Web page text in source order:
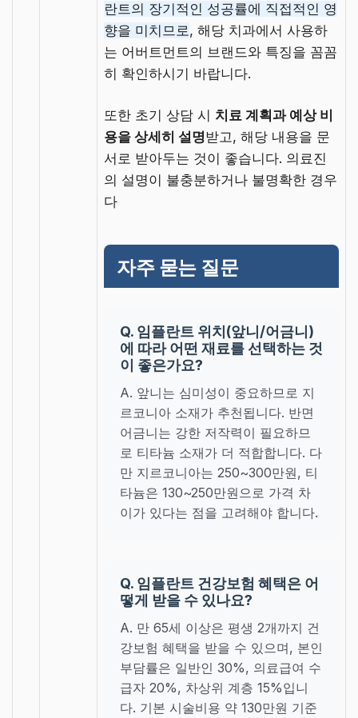
란트의 장기적인 성공률에 직접적인 영
향을 미치므로, 해당 치과에서 사용하
는 어버트먼트의 브랜드와 특징을 꼼꼼
히 확인하시기 바랍니다.
또한 초기 상담 시 치료 계획과 예상 비
용을 상세히 설명받고, 해당 내용을 문
서로 받아두는 것이 좋습니다. 의료진
의 설명이 불충분하거나 불명확한 경우
다
자주 묻는 질문
Q. 임플란트 위치(앞니/어금니)
에 따라 어떤 재료를 선택하는 것
이 좋은가요?
A. 앞니는 심미성이 중요하므로 지
르코니아 소재가 추천됩니다. 반면
어금니는 강한 저작력이 필요하므
로 티타늄 소재가 더 적합합니다. 다
만 지르코니아는 250~300만원, 티
타늄은 130~250만원으로 가격 차
이가 있다는 점을 고려해야 합니다.
Q. 임플란트 건강보험 혜택은 어
떻게 받을 수 있나요?
A. 만 65세 이상은 평생 2개까지 건
강보험 혜택을 받을 수 있으며, 본인
부담률은 일반인 30%, 의료급여 수
급자 20%, 차상위 계층 15%입니
다. 기본 시술비용 약 130만원 기준